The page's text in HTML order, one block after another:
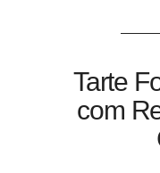
Tarte
com